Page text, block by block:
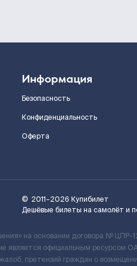
Информация
Безопасность
Конфиденциальность
Оферта
© 2011–2026 Купибилет
Дешёвые билеты на самолёт и
на основании договора №
официальным ресурсом
претензий граждан о